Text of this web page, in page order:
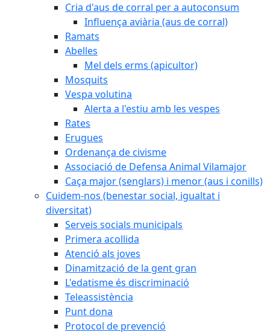
Cria d'aus de corral per a autoconsum
Influença aviària (aus de corral)
Ramats
Abelles
Mel dels erms (apicultor)
Mosquits
Vespa volutina
Alerta a l'estiu amb les vespes
Rates
Erugues
Ordenança de civisme
Associació de Defensa Animal Vilamajor
Caça major (senglars) i menor (aus i conills)
Cuidem-nos (benestar social, igualtat i
diversitat)
Serveis socials municipals
Primera acollida
Atenció als joves
Dinamització de la gent gran
L'edatisme és discriminació
Teleassistència
Punt dona
Protocol de prevenció